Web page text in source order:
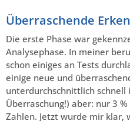
Überraschende
Die erste Phase war
Analysephase. In meiner
schon einiges an Tests
einige neue und
unterdurchschnittlich schnell
Überraschung!) aber: nur 3
Zahlen. Jetzt wurde mir klar,